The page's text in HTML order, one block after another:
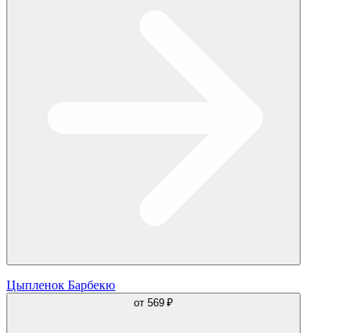
Цыпленок Барбекю
от 569 ₽